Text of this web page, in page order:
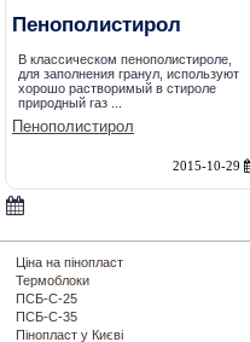
Пенополистирол
В классическом пенополистироле,
для заполнения гранул, используют
хорошо растворимый в стироле
природный газ ...
Пенополистирол
2015-10-29
Ціна на пінопласт
Термоблоки
ПСБ-С-25
ПСБ-С-35
Пінопласт у Києві